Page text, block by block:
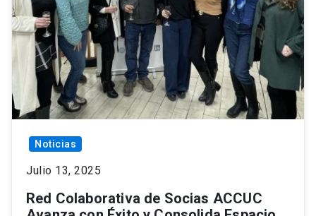
Noticias
Julio 13, 2025
Red Colaborativa de Socias ACCUC